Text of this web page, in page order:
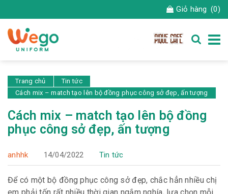
Giỏ hàng (0)
Trang chủ
Tin tức
Cách mix – match tạo lên bộ đồng phục công sở đẹp, ấn tượng
Cách mix – match tạo lên bộ đồng
phục công sở đẹp, ấn tượng
anhhk 14/04/2022 Tin tức
Để có một bộ đồng phục công sở đẹp, chắc hẳn nhiều chị